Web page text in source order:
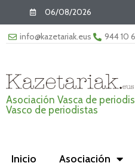
06/08/2026
info@kazetariak.eus 944 10
Asociación Vasca de
Vasco de periodistas
Inicio Asociación